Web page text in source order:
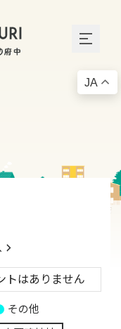
トはありません
その他
JA